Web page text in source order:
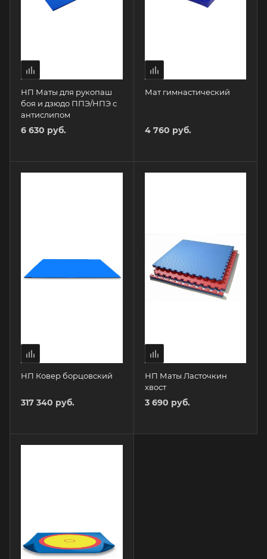
НП Маты для рукопаш
боя и дзюдо ППЭ/НПЭ с
антислипом
6 630 руб.
Мат гимнастический
4 760 руб.
НП Ковер борцовский
317 340 руб.
НП Маты Ласточкин
хвост
3 690 руб.